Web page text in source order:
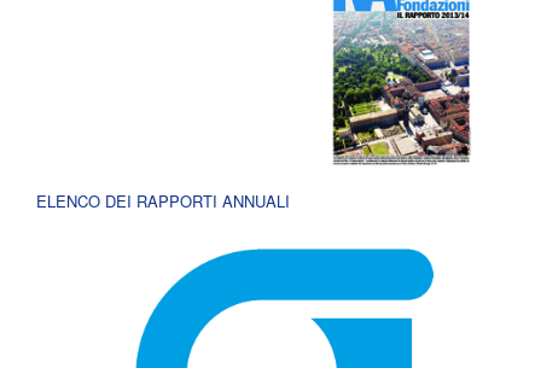
ELENCO DEI RAPPORTI ANNUALI